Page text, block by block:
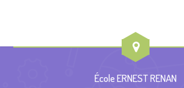
École ERNEST RENAN